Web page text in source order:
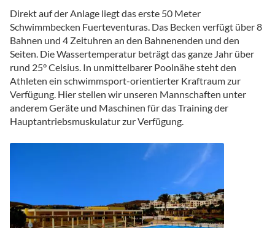
Direkt auf der Anlage liegt das erste 50 Meter
Schwimmbecken Fuerteventuras. Das Becken verfügt über 8
Bahnen und 4 Zeituhren an den Bahnenenden und den
Seiten. Die Wassertemperatur beträgt das ganze Jahr über
rund 25° Celsius. In unmittelbarer Poolnähe steht den
Athleten ein schwimmsport-orientierter Kraftraum zur
Verfügung. Hier stellen wir unseren Mannschaften unter
anderem Geräte und Maschinen für das Training der
Hauptantriebsmuskulatur zur Verfügung.